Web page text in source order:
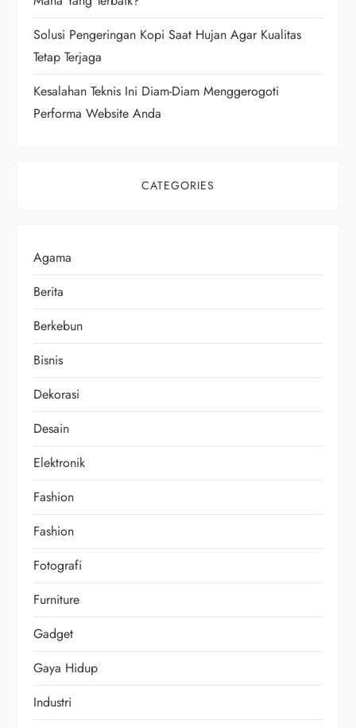
o
n
Solusi Pengeringan Kopi Saat Hujan Agar Kualitas
Tetap Terjaga
Kesalahan Teknis Ini Diam-Diam Menggerogoti
Performa Website Anda
CATEGORIES
Agama
Berita
Berkebun
Bisnis
Dekorasi
Desain
Elektronik
Fashion
Fashion
Fotografi
Furniture
Gadget
Gaya Hidup
Industri